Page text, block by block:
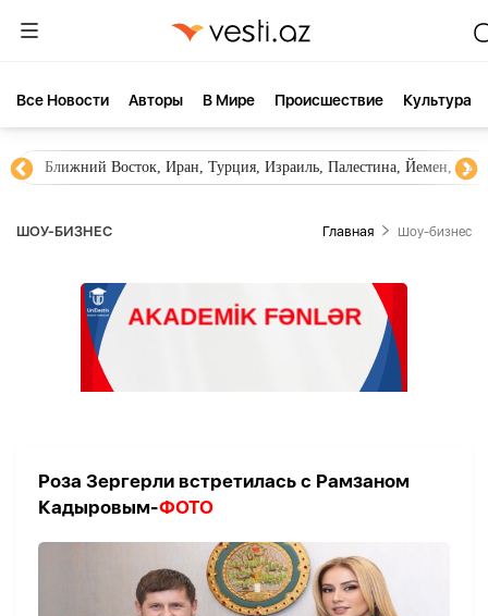
Все Новости Aвторы В Мире Происшествие Культура
Ближний Восток, Иран, Турция, Израиль, Палестина, Йемен,
ШОУ-БИЗНЕС Главная Шоу-бизнес
Роза Зергерли встретилась с Рамзаном
Кадыровым-ФОТО